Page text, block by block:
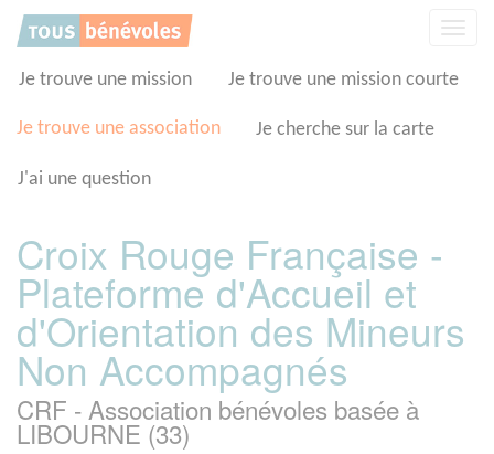
Je trouve une mission Je trouve une mission courte
Je trouve une association Je cherche sur la carte
J'ai une question
Croix Rouge Française -
Plateforme d'Accueil et
d'Orientation des Mineurs
Non Accompagnés
CRF - Association bénévoles basée à
LIBOURNE (33)
Panneau de gestion des cookies